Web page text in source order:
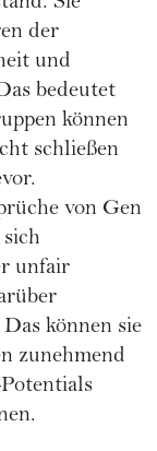
der
und
bedeutet
können
schließen
von Gen
unfair
können sie
zunehmend